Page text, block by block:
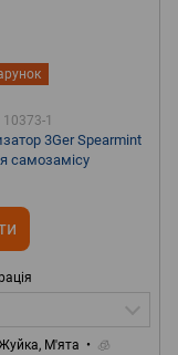
1
3Ger Spearmint
самозамісу
М'ята
🧊